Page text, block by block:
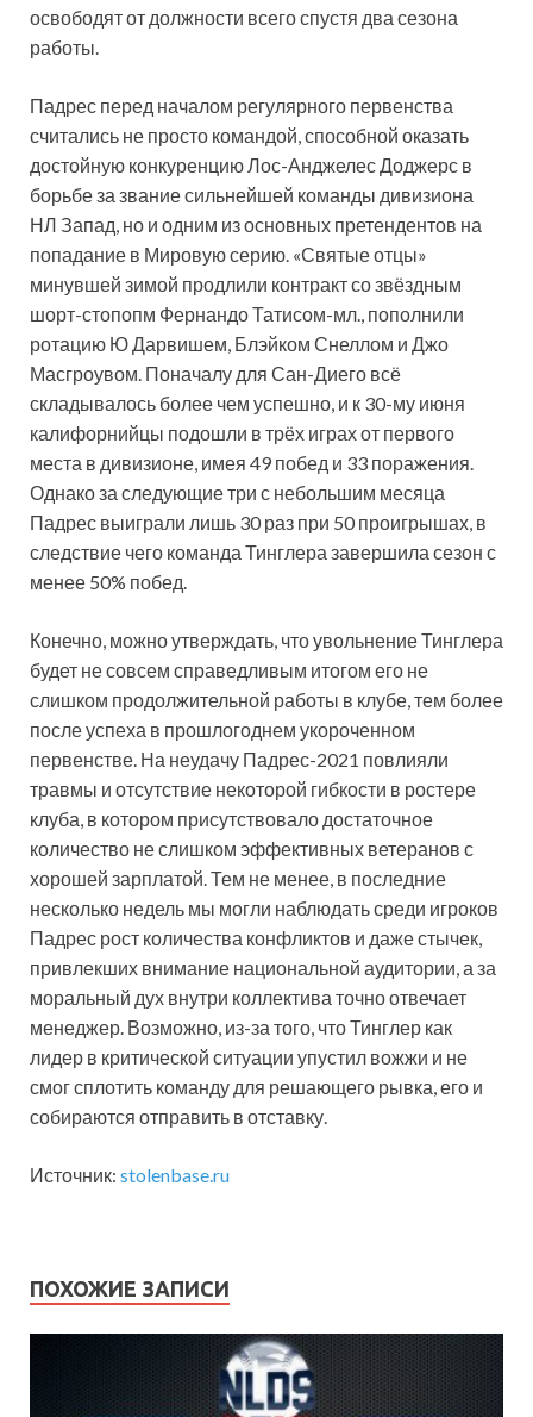
освободят от должности всего спустя два сезона
работы.
Падрес перед началом регулярного первенства
считались не просто командой, способной оказать
достойную конкуренцию Лос-Анджелес Доджерс в
борьбе за звание сильнейшей команды дивизиона
НЛ Запад, но и одним из основных претендентов на
попадание в Мировую серию. «Святые отцы»
минувшей зимой продлили контракт со звёздным
шорт-стопопм Фернандо Татисом-мл., пополнили
ротацию Ю Дарвишем, Блэйком Снеллом и Джо
Масгроувом. Поначалу для Сан-Диего всё
складывалось более чем успешно, и к 30-му июня
калифорнийцы подошли в трёх играх от первого
места в дивизионе, имея 49 побед и 33 поражения.
Однако за следующие три с небольшим месяца
Падрес выиграли лишь 30 раз при 50 проигрышах, в
следствие чего команда Тинглера завершила сезон с
менее 50% побед.
Конечно, можно утверждать, что увольнение Тинглера
будет не совсем справедливым итогом его не
слишком продолжительной работы в клубе, тем более
после успеха в прошлогоднем укороченном
первенстве. На неудачу Падрес-2021 повлияли
травмы и отсутствие некоторой гибкости в ростере
клуба, в котором присутствовало достаточное
количество не слишком эффективных ветеранов с
хорошей зарплатой. Тем не менее, в последние
несколько недель мы могли наблюдать среди игроков
Падрес рост количества конфликтов и даже стычек,
привлекших внимание национальной аудитории, а за
моральный дух внутри коллектива точно отвечает
менеджер. Возможно, из-за того, что Тинглер как
лидер в критической ситуации упустил вожжи и не
смог сплотить команду для решающего рывка, его и
собираются отправить в отставку.
Источник: stolenbase.ru
ПОХОЖИЕ ЗАПИСИ